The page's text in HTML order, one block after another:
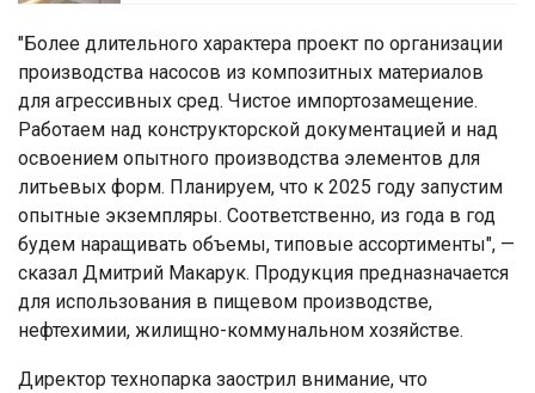
"Более длительного характера проект по организации
производства насосов из композитных материалов
для агрессивных сред. Чистое импортозамещение.
Работаем над конструкторской документацией и над
освоением опытного производства элементов для
литьевых форм. Планируем, что к 2025 году запустим
опытные экземпляры. Соответственно, из года в год
будем наращивать объемы, типовые ассортименты", —
сказал Дмитрий Макарук. Продукция предназначается
для использования в пищевом производстве,
нефтехимии, жилищно-коммунальном хозяйстве.
Директор технопарка заострил внимание, что